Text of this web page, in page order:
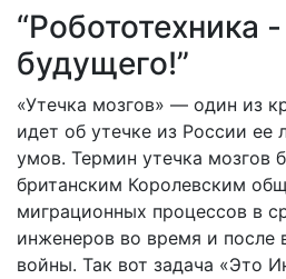
“Робототехника
будущего!”
«Утечка мозгов» — один из
идет об утечке из России
умов. Термин утечка мозгов
британским Королевским
миграционных процессов в
инженеров во время и после
войны. Так вот задача «Это